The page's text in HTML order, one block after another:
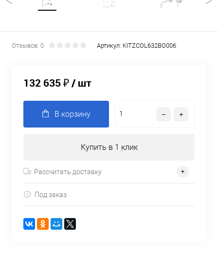
Отзывов: 0 Артикул: KITZCOL632BO006
132 635 ₽/ шт
В корзину
Купить в 1 клик
Рассчитать доставку
Под заказ